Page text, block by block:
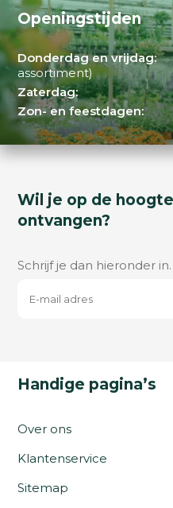
Openingstijden
Donderdag en vrijdag:
assortiment)
Zaterdag:
Zon- en feestdagen:
Wil je op de
ontvangen?
Schrijf je dan hieronder in.
Handige pagina’s
Over ons
Klantenservice
Sitemap